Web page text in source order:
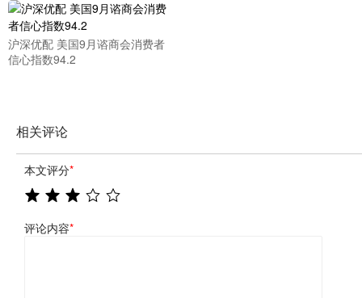
沪深优配 美国9月谘商会消费者
信心指数94.2
相关评论
本文评分*
评论内容*